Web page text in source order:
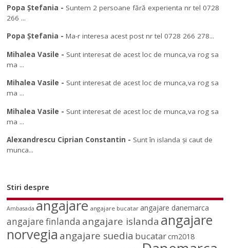
Popa Ștefania - Suntem 2 persoane fără experienta nr tel 0728
266 ...
Popa Ștefania -Ma-r interesa acest post nr tel 0728 266 278...
Mihalea Vasile - Sunt interesat de acest loc de munca,va rog sa
ma ...
Mihalea Vasile - Sunt interesat de acest loc de munca,va rog sa
ma ...
Mihalea Vasile - Sunt interesat de acest loc de munca,va rog sa
ma ...
Alexandrescu Ciprian Constantin - Sunt în islanda și caut de
munca...
Stiri despre
Ambasada angajare angajare bucatar angajare danemarca
angajare finlanda angajare islanda angajare
norvegia angajare suedia bucatarcm2018